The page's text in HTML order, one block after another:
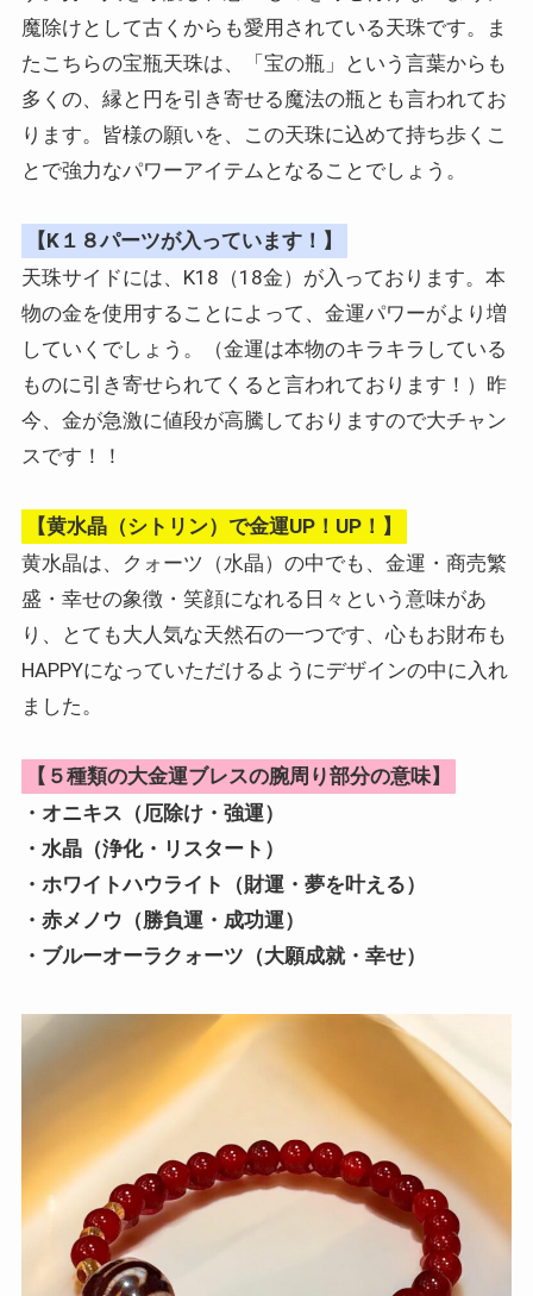
魔除けとして古くからも愛用されている天珠です。ま
たこちらの宝瓶天珠は、「宝の瓶」という言葉からも
多くの、縁と円を引き寄せる魔法の瓶とも言われてお
ります。皆様の願いを、この天珠に込めて持ち歩くこ
とで強力なパワーアイテムとなることでしょう。
【K１８パーツが入っています！】
天珠サイドには、K18（18金）が入っております。本
物の金を使用することによって、金運パワーがより増
していくでしょう。（金運は本物のキラキラしている
ものに引き寄せられてくると言われております！）昨
今、金が急激に値段が高騰しておりますので大チャン
スです！！
【黄水晶（シトリン）で金運UP！UP！】
黄水晶は、クォーツ（水晶）の中でも、金運・商売繁
盛・幸せの象徴・笑顔になれる日々という意味があ
り、とても大人気な天然石の一つです、心もお財布も
HAPPYになっていただけるようにデザインの中に入れ
ました。
【５種類の大金運ブレスの腕周り部分の意味】
・オニキス（厄除け・強運）
・水晶（浄化・リスタート）
・ホワイトハウライト（財運・夢を叶える）
・赤メノウ（勝負運・成功運）
・ブルーオーラクォーツ（大願成就・幸せ）